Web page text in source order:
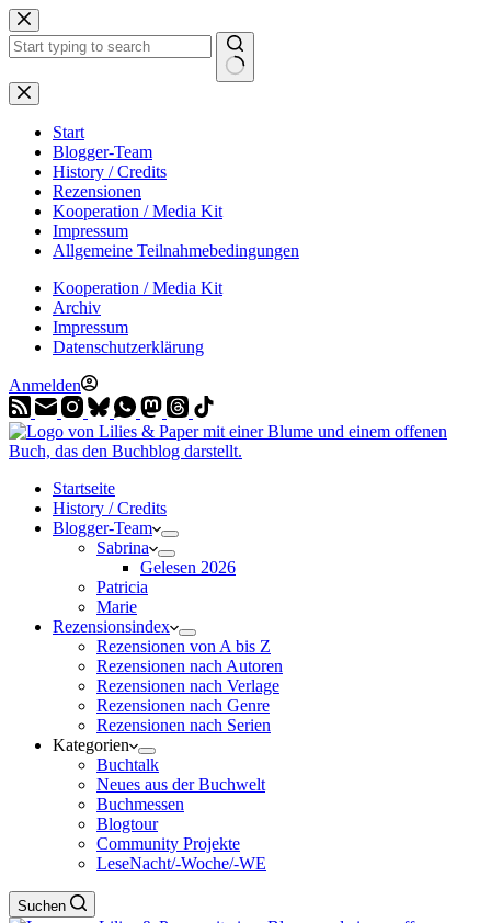
Zum
Inhalt
springen
Start
Blogger-Team
History / Credits
Rezensionen
Kooperation / Media Kit
Impressum
Allgemeine Teilnahmebedingungen
Kooperation / Media Kit
Archiv
Impressum
Datenschutzerklärung
Anmelden
Startseite
History / Credits
Blogger-Team
Sabrina
Gelesen 2026
Patricia
Marie
Rezensionsindex
Rezensionen von A bis Z
Rezensionen nach Autoren
Rezensionen nach Verlage
Rezensionen nach Genre
Rezensionen nach Serien
Kategorien
Buchtalk
Neues aus der Buchwelt
Buchmessen
Blogtour
Community Projekte
LeseNacht/-Woche/-WE
Suchen